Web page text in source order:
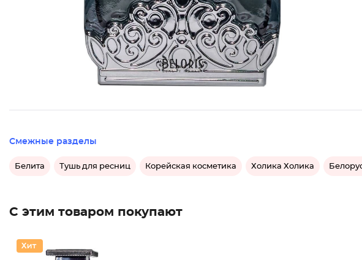
Смежные разделы
Белита Тушь для ресниц Корейская косметика Холика Холика
С этим товаром покупают